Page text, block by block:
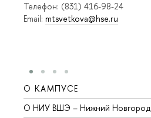
Телефон: (831) 416-98-24
Email: mtsvetkova@hse.ru
О КАМПУСЕ
О НИУ ВШЭ – Нижний Новгород